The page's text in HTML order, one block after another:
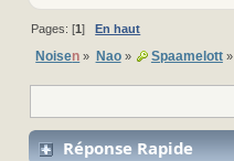
Pages: [1]En haut
Noisen » Nao» Spaamelott»
Réponse Rapide